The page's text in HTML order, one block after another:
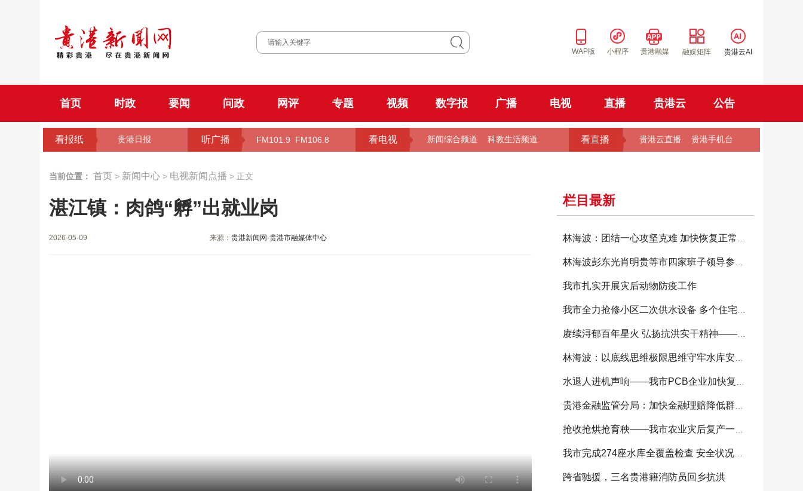
WAP版 小程序 贵港融媒 融媒矩阵 贵港云AI
首页 时政 要闻 问政 网评 专题 视频 数字报 广播 电视 直播 贵港云 公告
看报纸 贵港日报 听广播 FM101.9 FM106.8 看电视 新闻综合频道 科教生活频道 看直播 贵港云直播 贵港手机台
当前位置： 首页 > 新闻中心 > 电视新闻点播 > 正文
湛江镇：肉鸽“孵”出就业岗
2026-05-09 来源：贵港新闻网-贵港市融媒体中心
栏目最新
我市扎实开展灾后动物防疫工作
跨省驰援，三名贵港籍消防员回乡抗洪